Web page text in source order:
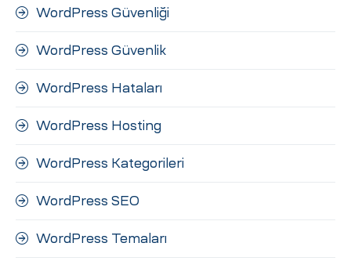
WordPress Güvenliği
WordPress Güvenlik
WordPress Hataları
WordPress Hosting
WordPress Kategorileri
WordPress SEO
WordPress Temaları